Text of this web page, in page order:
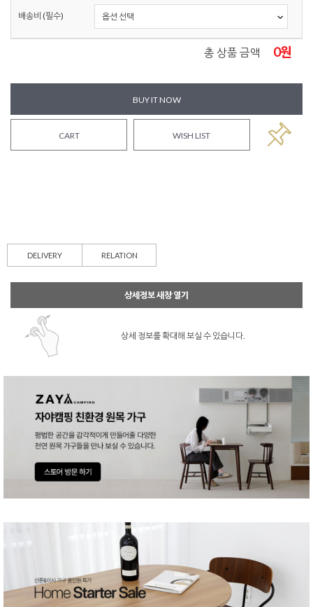
배송비 (필수)
총 상품 금액 0원
BUY IT NOW
CART WISH LIST
DELIVERY RELATION
상세정보 새창 열기
상세 정보를 확대해 보실 수 있습니다.